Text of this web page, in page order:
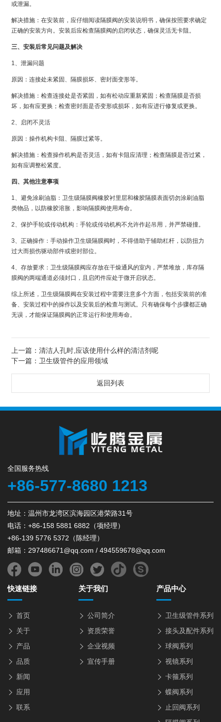
或泄漏。
解决措施：在安装前，应仔细阅读隔膜阀的安装说明书，确保按照要求确定
正确的安装方向。安装后应检查隔膜阀的启闭状态，确保灵活无卡阻。
三、安装后常见问题及解决
1、泄漏问题
原因：连接处未紧固、隔膜损坏、密封面变形等。
解决措施：检查连接处是否紧固，如有松动应重新紧固；检查隔膜是否损
坏，如有应更换；检查密封面是否变形或损坏，如有应进行修复或更换。
2、启闭不灵活
原因：操作机构卡阻、隔膜过紧等。
解决措施：检查操作机构是否灵活，如有卡阻应清理；检查隔膜是否过紧，
如有应调整松紧度。
四、其他注意事项
1、避免涂刷油脂：卫生级隔膜阀橡胶衬里层和橡胶隔膜表面切勿涂刷油脂
类物品，以防橡胶溶胀，影响隔膜阀使用寿命。
2、保护手轮或传动机构：手轮或传动机构不允许作起吊用，并严禁碰撞。
3、正确操作：手动操作卫生级隔膜阀时，不得借助于辅助杠杆，以防扭力
过大而损伤驱动部件或密封部位。
4、存放要求：卫生级隔膜阀应存放在干燥通风的室内，严禁堆放，库存隔
膜阀的两端通道必须封口，且启闭件应处于微开启状态。
综上所述，卫生级隔膜阀在安装过程中需要注意多个方面，包括安装前的准
备、安装过程中的操作以及安装后的检查与测试。只有确保每个步骤都正确
无误，才能保证隔膜阀的正常运行和使用寿命。
上一篇：清洁人孔时,应该使用什么样的清洁剂呢
下一篇： 卫生级管件的应用领域
返回列表
全国服务热线
+86-577-8680 1213
地址：温州市龙湾区滨海园区港荣路31号
电话：+86-158 5881 6882（项经理）
+86-139 5776 5372（陈经理）
邮箱：297486671@qq.com / 494559678@qq.com
快速链接
首页
关于
产品
品质
新闻
应用
联系
关于我们
公司简介
资质荣誉
企业视频
宣传手册
产品中心
卫生级管件系列
接头及配件系列
球阀系列
视镜系列
卡箍系列
蝶阀系列
止回阀系列